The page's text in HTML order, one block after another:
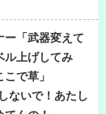
ー「武器変えて
ル上げしてみ
で草」
ないで！あたし